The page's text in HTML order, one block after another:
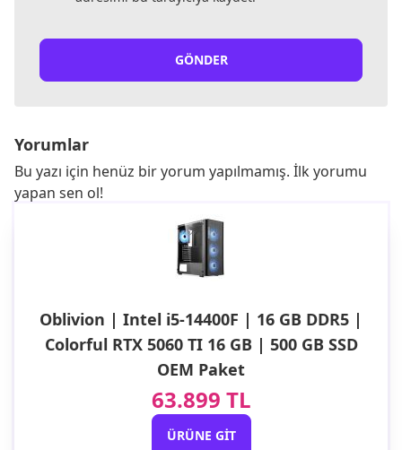
GÖNDER
Yorumlar
Bu yazı için henüz bir yorum yapılmamış. İlk yorumu
yapan sen ol!
Oblivion | Intel i5-14400F | 16 GB DDR5 |
Colorful RTX 5060 TI 16 GB | 500 GB SSD
OEM Paket
63.899 TL
ÜRÜNE GIT